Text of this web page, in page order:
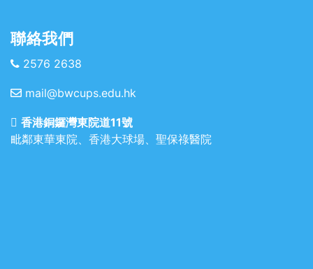
聯絡我們
2576 2638
mail@bwcups.edu.hk
香港銅鑼灣東院道11號
毗鄰東華東院、香港大球場、聖保祿醫院